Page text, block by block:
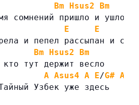
Bm Hsus2
Bm
сомнений пришло и ушло
E
E
и пепел рассыпан и
Bm Hsus2
Bm
тут держит весло
A Asus4 A E/G# A
Узбек уже здесь